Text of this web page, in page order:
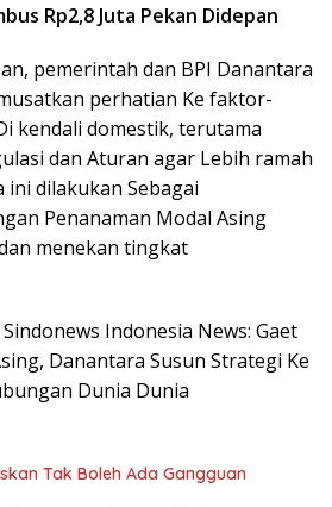
Rp2,8 Juta Pekan Didepan
pemerintah dan BPI Danantara
perhatian Ke faktor-
kendali domestik, terutama
dan Aturan agar Lebih ramah
ini dilakukan Sebagai
Penanaman Modal Asing
menekan tingkat
Indonesia News: Gaet
Danantara Susun Strategi Ke
Dunia Dunia
Tak Boleh Ada Gangguan